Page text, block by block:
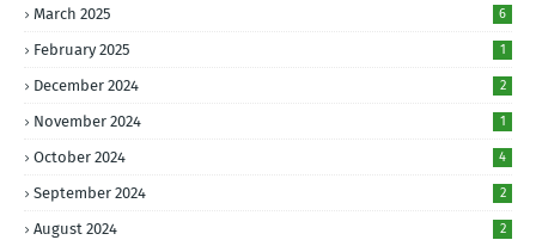
March 2025 6
February 2025 1
December 2024 2
November 2024 1
October 2024 4
September 2024 2
August 2024 2